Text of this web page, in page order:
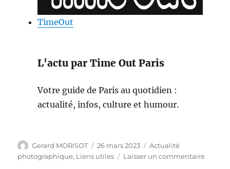
TimeOut
L'actu par Time Out Paris
Votre guide de Paris au quotidien :
actualité, infos, culture et humour.
Auteur
Gerard MORISOT
Publié
le
26 mars 2023 Catégories
Actualité
photographique, Liens utiles Laisser un commentairesur